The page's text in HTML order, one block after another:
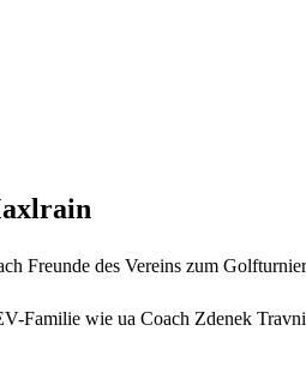
Freunde des Vereins zum
Familie wie ua Coach Zdenek